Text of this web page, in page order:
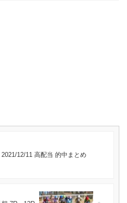
2021/12/11 高配当 的中まとめ